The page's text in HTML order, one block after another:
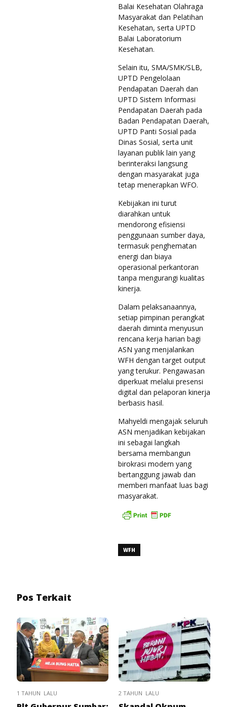
Balai Kesehatan Olahraga
Masyarakat dan Pelatihan
Kesehatan, serta UPTD
Balai Laboratorium
Kesehatan.
Selain itu, SMA/SMK/SLB,
UPTD Pengelolaan
Pendapatan Daerah dan
UPTD Sistem Informasi
Pendapatan Daerah pada
Badan Pendapatan Daerah,
UPTD Panti Sosial pada
Dinas Sosial, serta unit
layanan publik lain yang
berinteraksi langsung
dengan masyarakat juga
tetap menerapkan WFO.
Kebijakan ini turut
diarahkan untuk
mendorong efisiensi
penggunaan sumber daya,
termasuk penghematan
energi dan biaya
operasional perkantoran
tanpa mengurangi kualitas
kinerja.
Dalam pelaksanaannya,
setiap pimpinan perangkat
daerah diminta menyusun
rencana kerja harian bagi
ASN yang menjalankan
WFH dengan target output
yang terukur. Pengawasan
diperkuat melalui presensi
digital dan pelaporan kinerja
berbasis hasil.
Mahyeldi mengajak seluruh
ASN menjadikan kebijakan
ini sebagai langkah
bersama membangun
birokrasi modern yang
bertanggung jawab dan
memberi manfaat luas bagi
masyarakat.
WFH
Pos Terkait
1 TAHUN LALU 2 TAHUN LALU